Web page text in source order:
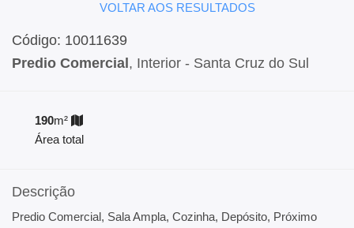
VOLTAR AOS RESULTADOS
Código: 10011639
Predio Comercial , Interior - Santa Cruz do Sul
190m²
Área total
Descrição
Predio Comercial, Sala Ampla, Cozinha, Depósito, Próximo